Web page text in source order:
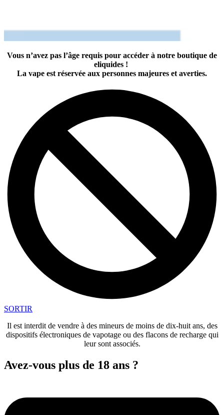
Vous n’avez pas l’âge requis pour accéder à notre boutique de
eliquides !
La vape est réservée aux personnes majeures et averties.
SORTIR
Il est interdit de vendre à des mineurs de moins de dix-huit ans, des
dispositifs électroniques de vapotage ou des flacons de recharge qui
leur sont associés.
Avez-vous plus de 18 ans ?